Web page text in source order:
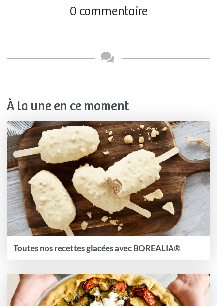
0 commentaire
À la une en ce moment
Toutes nos recettes glacées avec BOREALIA®